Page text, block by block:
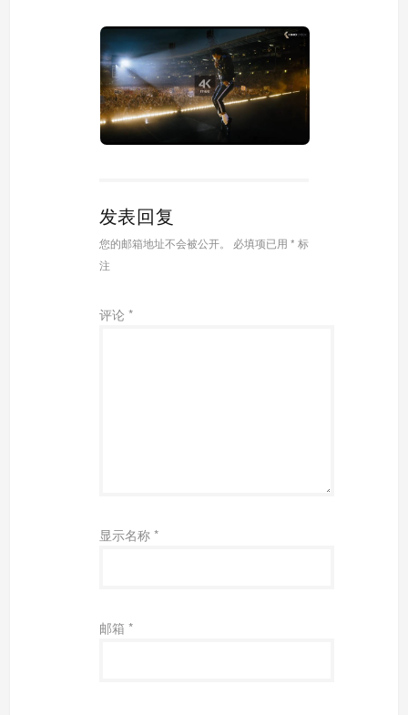
发表回复
您的邮箱地址不会被公开。 必填项已用 * 标
注
评论 *
显示名称 *
邮箱 *